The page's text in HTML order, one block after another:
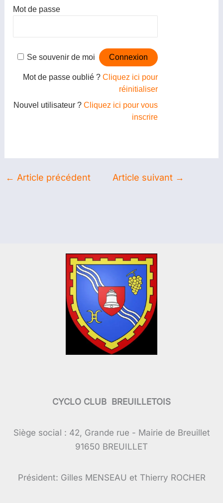
Mot de passe
Se souvenir de moi
Mot de passe oublié ? Cliquez ici pour
réinitialiser
Nouvel utilisateur ? Cliquez ici pour vous
inscrire
← Article précédent Article suivant →
CYCLO CLUB BREUILLETOIS
Siège social : 42, Grande rue - Mairie de Breuillet
91650 BREUILLET
Président: Gilles MENSEAU et Thierry ROCHER